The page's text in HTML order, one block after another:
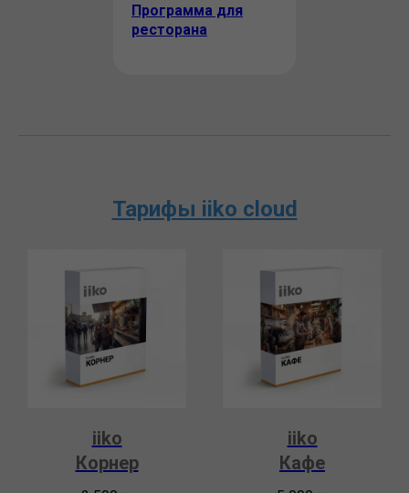
Программа для
ресторана
Тарифы iiko cloud
iiko
Корнер
iiko
Кафе